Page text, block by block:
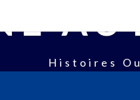
Histoires